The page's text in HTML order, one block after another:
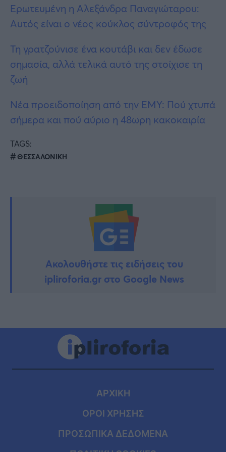
Ερωτευμένη η Αλεξάνδρα Παναγιώταρου:
Αυτός είναι ο νέος κούκλος σύντροφός της
Τη γρατζούνισε ένα κουτάβι και δεν έδωσε
σημασία, αλλά τελικά αυτό της στοίχισε τη
ζωή
Νέα προειδοποίηση από την ΕΜΥ: Πού χτυπά
σήμερα και πού αύριο η 48ωρη κακοκαιρία
TAGS:
ΘΕΣΣΑΛΟΝΙΚΗ
Ακολουθήστε τις ειδήσεις του
ipliroforia.gr στο Google News
ΑΡΧΙΚΗ
ΟΡΟΙ ΧΡΗΣΗΣ
ΠΡΟΣΩΠΙΚΑ ΔΕΔΟΜΕΝΑ